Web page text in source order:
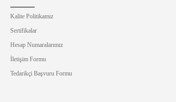
Kalite Politikamız
Sertifikalar
Hesap Numaralarımız
İletişim Formu
Tedarikçi Başvuru Formu